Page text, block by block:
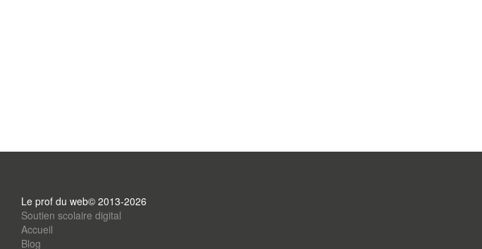
Le prof du web© 2013-2026
Soutien scolaire digital
Accueil
Blog